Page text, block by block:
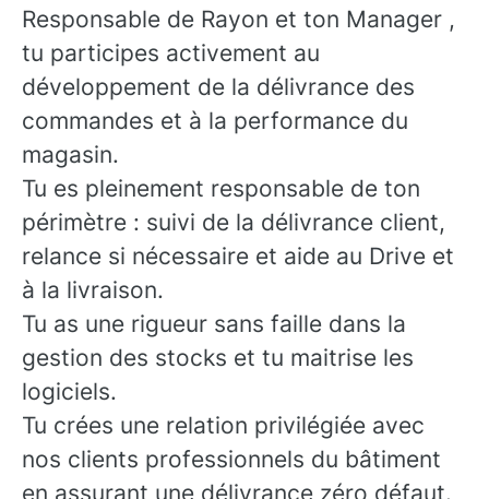
Responsable de Rayon et ton Manager ,
tu participes activement au
développement de la délivrance des
commandes et à la performance du
magasin.
Tu es pleinement responsable de ton
périmètre : suivi de la délivrance client,
relance si nécessaire et aide au Drive et
à la livraison.
Tu as une rigueur sans faille dans la
gestion des stocks et tu maitrise les
logiciels.
Tu crées une relation privilégiée avec
nos clients professionnels du bâtiment
en assurant une délivrance zéro défaut.